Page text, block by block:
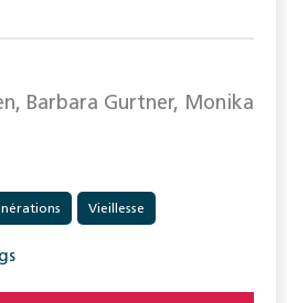
Barbara Gurtner, Monika
Vieillesse